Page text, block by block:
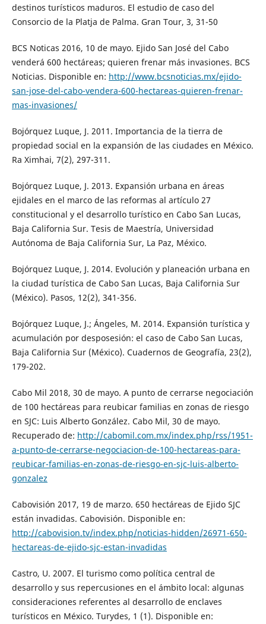
destinos turísticos maduros. El estudio de caso del
Consorcio de la Platja de Palma. Gran Tour, 3, 31-50
BCS Noticas 2016, 10 de mayo. Ejido San José del Cabo
venderá 600 hectáreas; quieren frenar más invasiones. BCS
Noticias. Disponible en: http://www.bcsnoticias.mx/ejido-
san-jose-del-cabo-vendera-600-hectareas-quieren-frenar-
mas-invasiones/
Bojórquez Luque, J. 2011. Importancia de la tierra de
propiedad social en la expansión de las ciudades en México.
Ra Ximhai, 7(2), 297-311.
Bojórquez Luque, J. 2013. Expansión urbana en áreas
ejidales en el marco de las reformas al artículo 27
constitucional y el desarrollo turístico en Cabo San Lucas,
Baja California Sur. Tesis de Maestría, Universidad
Autónoma de Baja California Sur, La Paz, México.
Bojórquez Luque, J. 2014. Evolución y planeación urbana en
la ciudad turística de Cabo San Lucas, Baja California Sur
(México). Pasos, 12(2), 341-356.
Bojórquez Luque, J.; Ángeles, M. 2014. Expansión turística y
acumulación por desposesión: el caso de Cabo San Lucas,
Baja California Sur (México). Cuadernos de Geografía, 23(2),
179-202.
Cabo Mil 2018, 30 de mayo. A punto de cerrarse negociación
de 100 hectáreas para reubicar familias en zonas de riesgo
en SJC: Luis Alberto González. Cabo Mil, 30 de mayo.
Recuperado de: http://cabomil.com.mx/index.php/rss/1951-
a-punto-de-cerrarse-negociacion-de-100-hectareas-para-
reubicar-familias-en-zonas-de-riesgo-en-sjc-luis-alberto-
gonzalez
Cabovisión 2017, 19 de marzo. 650 hectáreas de Ejido SJC
están invadidas. Cabovisión. Disponible en:
http://cabovision.tv/index.php/noticias-hidden/26971-650-
hectareas-de-ejido-sjc-estan-invadidas
Castro, U. 2007. El turismo como política central de
desarrollo y sus repercusiones en el ámbito local: algunas
consideraciones referentes al desarrollo de enclaves
turísticos en México. Turydes, 1 (1). Disponible en: